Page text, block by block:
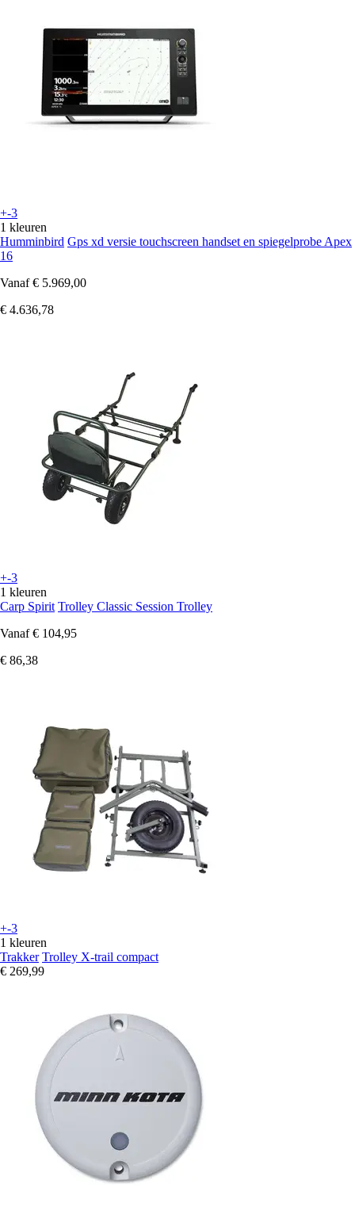
+-3
1 kleuren
Humminbird Gps xd versie touchscreen handset en spiegelprobe Apex
16
Vanaf € 5.969,00
€ 4.636,78
+-3
1 kleuren
Carp Spirit Trolley Classic Session Trolley
Vanaf € 104,95
€ 86,38
+-3
1 kleuren
Trakker Trolley X-trail compact
€ 269,99